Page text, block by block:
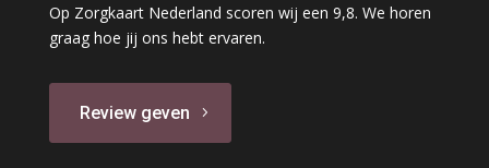
Op Zorgkaart Nederland scoren wij een 9,8. We horen
graag hoe jij ons hebt ervaren.
Review geven